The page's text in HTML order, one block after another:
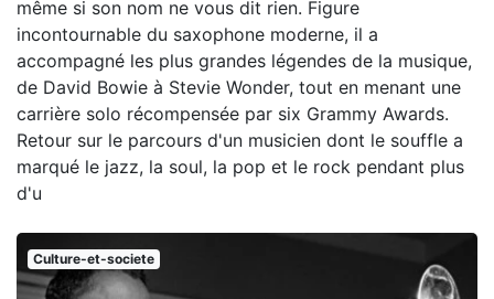
même si son nom ne vous dit rien. Figure
incontournable du saxophone moderne, il a
accompagné les plus grandes légendes de la musique,
de David Bowie à Stevie Wonder, tout en menant une
carrière solo récompensée par six Grammy Awards.
Retour sur le parcours d'un musicien dont le souffle a
marqué le jazz, la soul, la pop et le rock pendant plus
d'u
Culture-et-societe